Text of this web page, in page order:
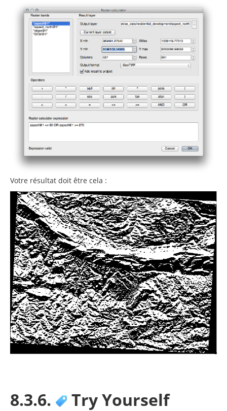
Votre résultat doit être cela :
8.3.6. Try Yourself